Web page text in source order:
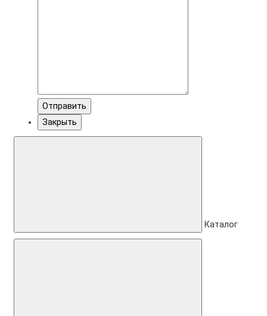
Отправить
Закрыть
Каталог